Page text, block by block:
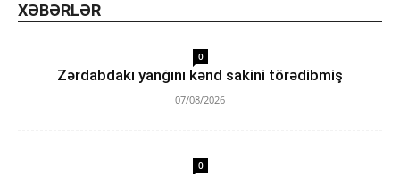
XƏBƏRLƏR
0
Zərdabdakı yanğını kənd sakini törədibmiş
07/08/2026
0